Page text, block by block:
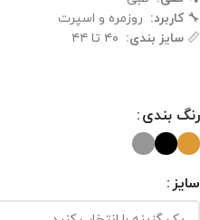
🔧کاربرد: روزمره و اسپرت
📏 سایز بندی:
رنگ بندی
سایز